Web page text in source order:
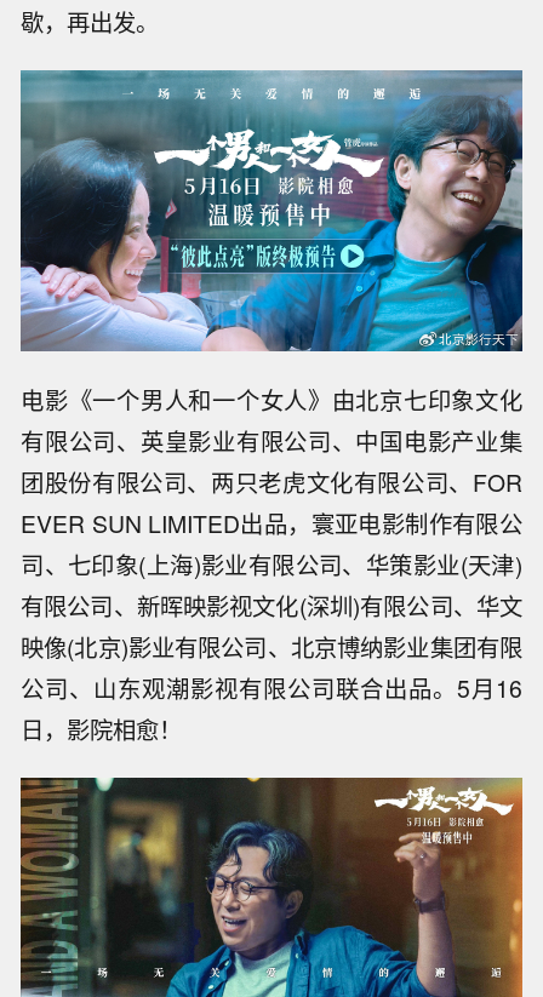
歇，再出发。
电影《一个男人和一个女人》由北京七印象文化
有限公司、英皇影业有限公司、中国电影产业集
团股份有限公司、两只老虎文化有限公司、FOR
EVER SUN LIMITED出品，寰亚电影制作有限公
司、七印象(上海)影业有限公司、华策影业(天津)
有限公司、新晖映影视文化(深圳)有限公司、华文
映像(北京)影业有限公司、北京博纳影业集团有限
公司、山东观潮影视有限公司联合出品。5月16
日，影院相愈！